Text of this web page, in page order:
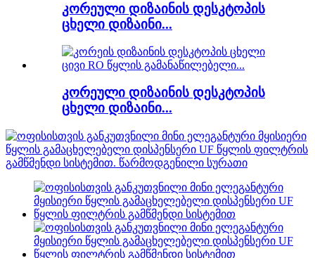
კორეული დიზაინის დესკტოპის
ცხელი დიზაინი...
კორეული დიზაინის დესკტოპის
ცხელი დიზაინი...